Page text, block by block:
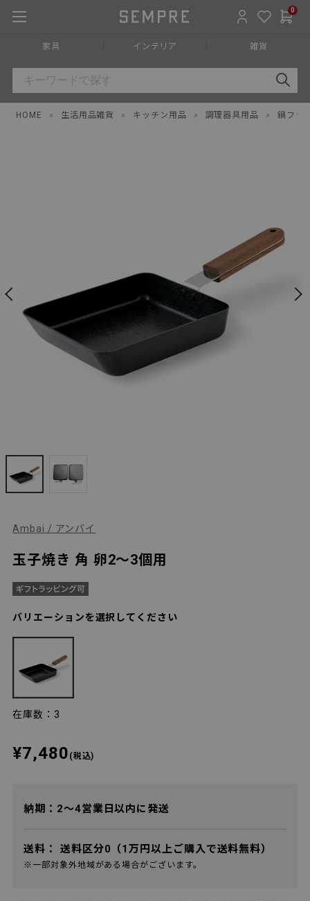
0
家具 インテリア 雑貨
HOME » 生活用品雑貨 » キッチン用品 » 調理器具用品 » 鍋フラ
Ambai / アンバイ
玉子焼き 角 卵2～3個用
バリエーションを選択してください
在庫数：3
¥7,480 (税込)
納期：2～4営業日以内に発送
送料： 送料区分0（1万円以上ご購入で送料無料）
※一部対象外地域がある場合がございます。